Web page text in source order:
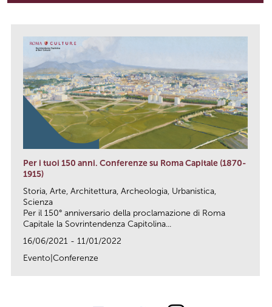
Per i tuoi 150 anni. Conferenze su Roma Capitale (1870-
1915)
Storia, Arte, Architettura, Archeologia, Urbanistica,
Scienza
Per il 150° anniversario della proclamazione di Roma
Capitale la Sovrintendenza Capitolina...
16/06/2021 - 11/01/2022
Evento|Conferenze